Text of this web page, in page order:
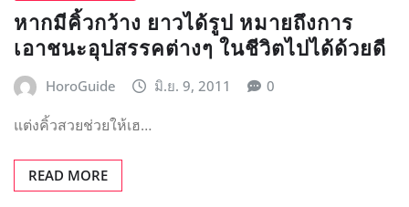
หากมีคิ้วกว้าง ยาวได้รูป หมายถึงการ
เอาชนะอุปสรรคต่างๆ ในชีวิตไปได้ด้วยดี
HoroGuide มิ.ย. 9, 2011 0
แต่งคิ้วสวยช่วยให้เฮ…
READ MORE